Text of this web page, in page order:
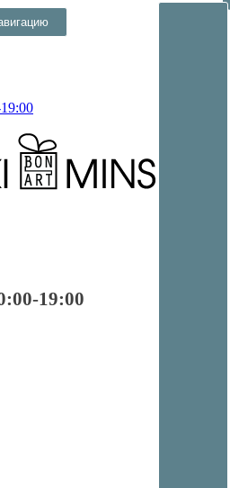
и сувениры в Минске
в Минске
19:00